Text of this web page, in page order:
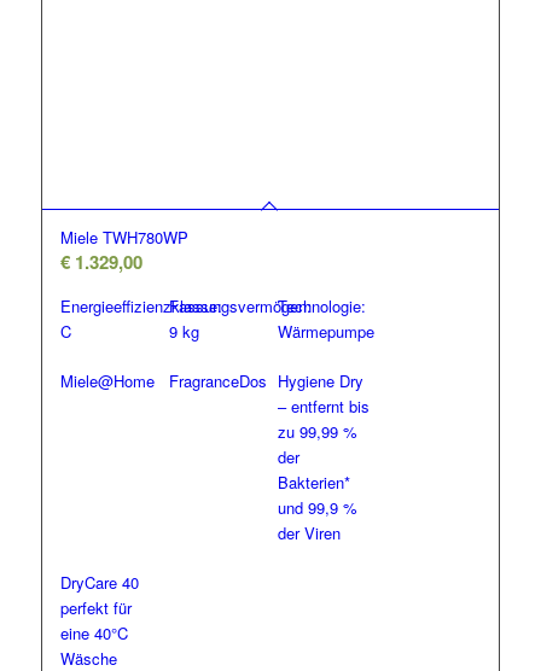
Miele TWH780WP
€1.329,00
Energieeffizienzklasse:
C
Fassungsvermögen:
9 kg
Technologie:
Wärmepumpe
Miele@Home FragranceDos Hygiene Dry
– entfernt bis
zu 99,99 %
der
Bakterien*
und 99,9 %
der Viren
DryCare 40
perfekt für
eine 40°C
Wäsche